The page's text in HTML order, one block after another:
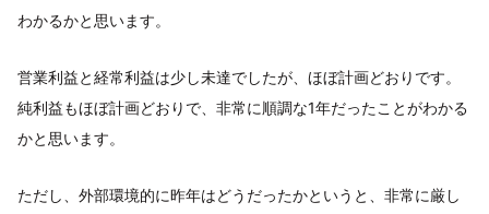
わかるかと思います。
営業利益と経常利益は少し未達でしたが、ほぼ計画どおりです。
純利益もほぼ計画どおりで、非常に順調な1年だったことがわかる
かと思います。
ただし、外部環境的に昨年はどうだったかというと、非常に厳し